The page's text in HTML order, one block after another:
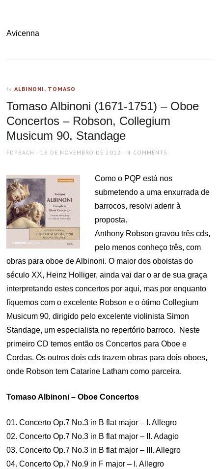
Avicenna
In ALBINONI, TOMASO
Tomaso Albinoni (1671-1751) – Oboe
Concertos – Robson, Collegium
Musicum 90, Standage
AUTHOR
FDPBACH
POSTED
18 DE NOVEMBRO DE 2012 4 COMMENTS
Como o PQP está nos
submetendo a uma enxurrada de
barrocos, resolvi aderir à
proposta.
Anthony Robson gravou três cds,
pelo menos conheço três, com
obras para oboe de Albinoni. O maior dos oboistas do
século XX, Heinz Holliger, ainda vai dar o ar de sua graça
interpretando estes concertos por aqui, mas por enquanto
fiquemos com o excelente Robson e o ótimo Collegium
Musicum 90, dirigido pelo excelente violinista Simon
Standage, um especialista no repertório barroco. Neste
primeiro CD temos então os Concertos para Oboe e
Cordas. Os outros dois cds trazem obras para dois oboes,
onde Robson tem Catarine Latham como parceira.
Tomaso Albinoni – Oboe Concertos
01. Concerto Op.7 No.3 in B flat major – I. Allegro
02. Concerto Op.7 No.3 in B flat major – II. Adagio
03. Concerto Op.7 No.3 in B flat major – III. Allegro
04. Concerto Op.7 No.9 in F major – I. Allegro